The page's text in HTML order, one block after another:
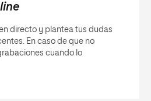
directo y plantea tus dudas
En caso de que no
cuando lo